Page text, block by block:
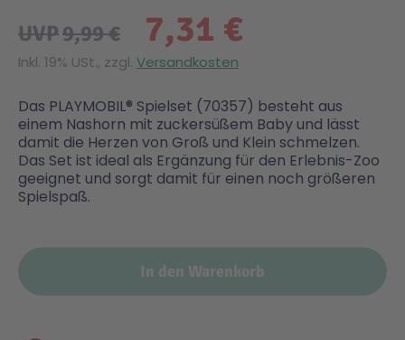
7,31 €
UVP9,99 €
Inkl. 19% USt., zzgl. Versandkosten
Das PLAYMOBIL® Spielset (70357) besteht aus
einem Nashorn mit zuckersüßem Baby und lässt
damit die Herzen von Groß und Klein schmelzen.
Das Set ist ideal als Ergänzung für den Erlebnis-Zoo
geeignet und sorgt damit für einen noch größeren
Spielspaß.
In den Warenkorb